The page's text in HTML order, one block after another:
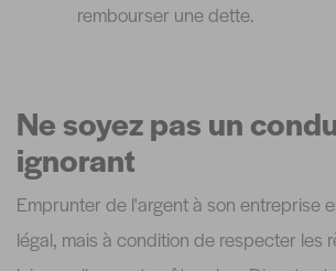
rembourser une dette.
Ne soyez pas un
ignorant
Emprunter de l'argent à son entreprise
légal, mais à condition de respecter les